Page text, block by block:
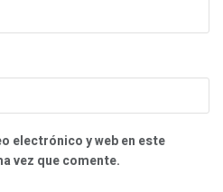
electrónico y web en este
vez que comente.